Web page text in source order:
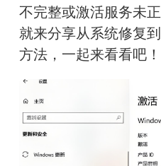
不完整或激活服务未
就来分享从系统修复
方法，一起来看看吧！